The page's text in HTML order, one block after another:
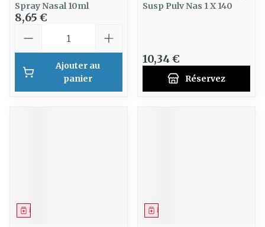
Spray Nasal 10ml
8,65 €
Ajouter au
panier
Susp Pulv Nas 1 X 140
10,34 €
Réservez
Médicament Médicament